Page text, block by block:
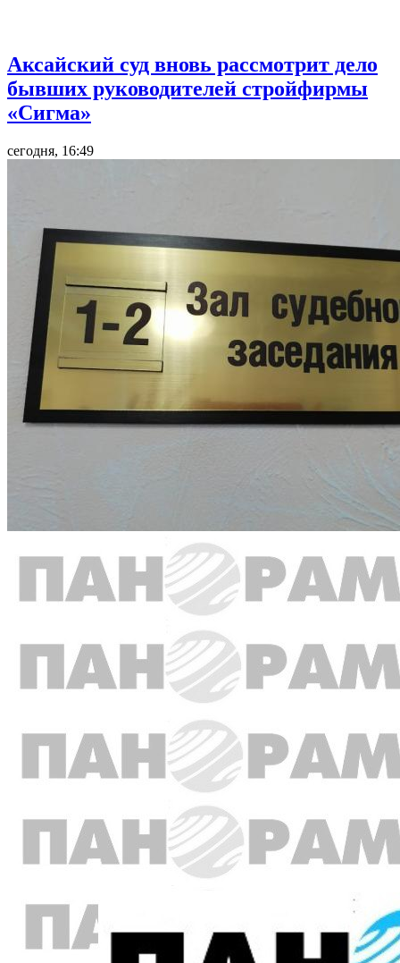
Аксайский суд вновь рассмотрит дело
бывших руководителей стройфирмы
«Сигма»
сегодня, 16:49